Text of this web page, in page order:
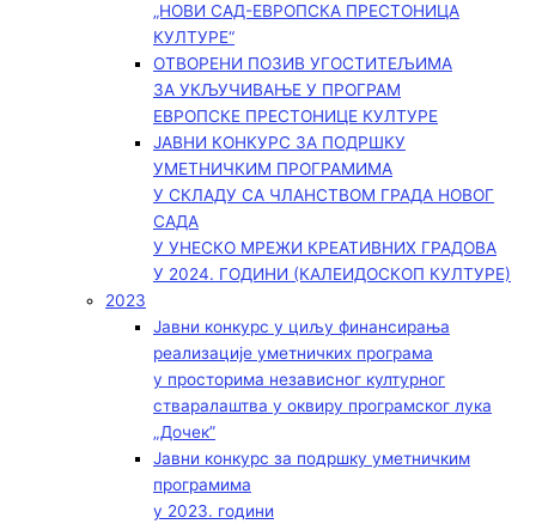
„НОВИ САД-ЕВРОПСКА ПРЕСТОНИЦА
КУЛТУРЕ“
ОТВОРЕНИ ПОЗИВ УГОСТИТЕЉИМА
ЗА УКЉУЧИВАЊЕ У ПРОГРАМ
ЕВРОПСКЕ ПРЕСТОНИЦЕ КУЛТУРЕ
ЈАВНИ КОНКУРС ЗА ПОДРШКУ
УМЕТНИЧКИМ ПРОГРАМИМА
У СКЛАДУ СА ЧЛАНСТВОМ ГРАДА НОВОГ
САДА
У УНЕСКО МРЕЖИ КРЕАТИВНИХ ГРАДОВА
У 2024. ГОДИНИ (КАЛЕИДОСКОП КУЛТУРЕ)
2023
Јавни конкурс у циљу финансирања
реализације уметничких програма
у просторима независног културног
стваралаштва у оквиру програмског лука
„Дочек”
Јавни конкурс за подршку уметничким
програмима
у 2023. години